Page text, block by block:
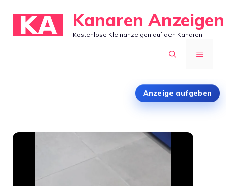
Inhalt
springen
Kanaren Anzeigen
Kostenlose Kleinanzeigen auf den Kanaren
MENÜ
Anzeige aufgeben